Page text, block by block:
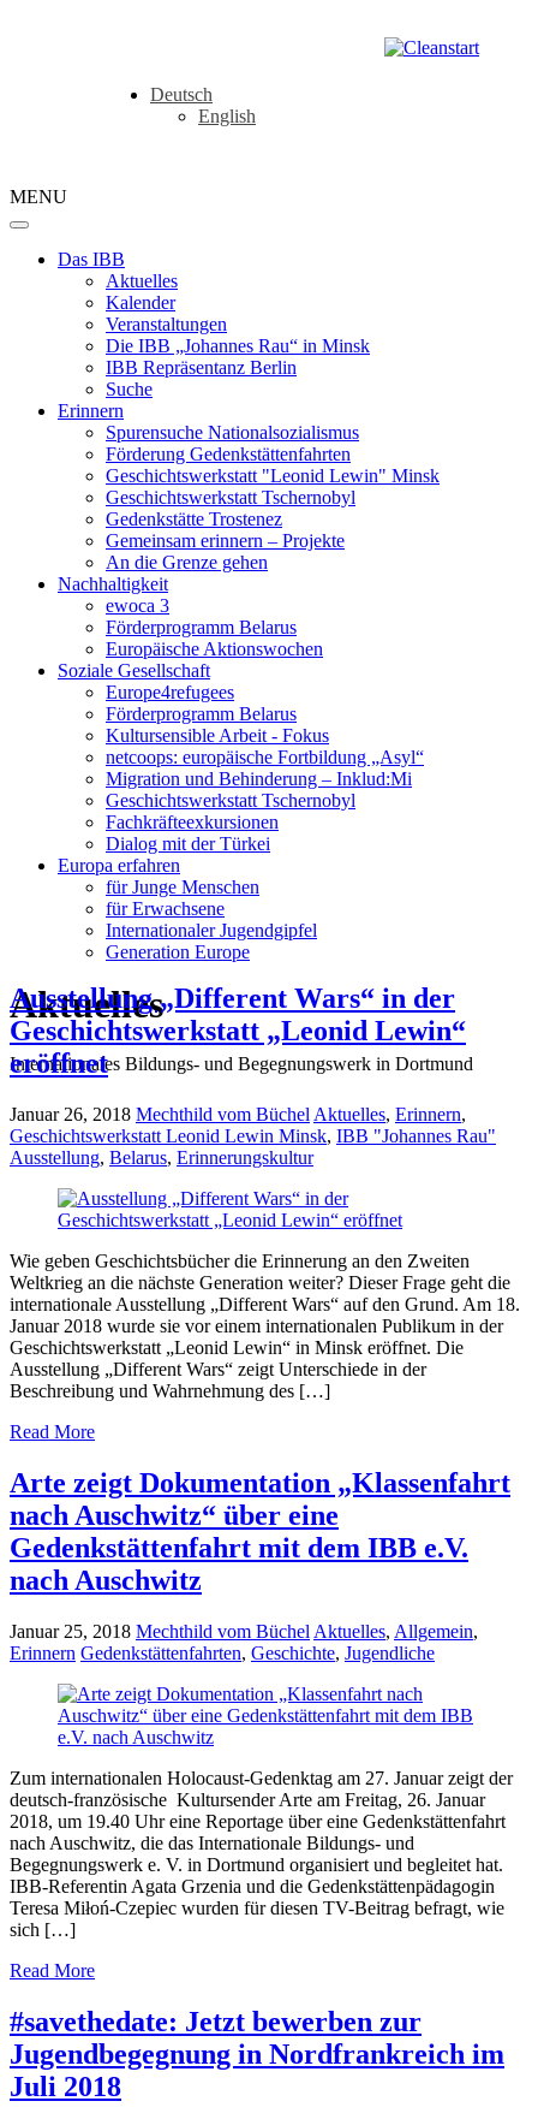
Deutsch
English
MENU
Das IBB
Aktuelles
Kalender
Veranstaltungen
Die IBB „Johannes Rau“ in Minsk
IBB Repräsentanz Berlin
Suche
Erinnern
Spurensuche Nationalsozialismus
Förderung Gedenkstättenfahrten
Geschichtswerkstatt "Leonid Lewin" Minsk
Geschichtswerkstatt Tschernobyl
Gedenkstätte Trostenez
Gemeinsam erinnern – Projekte
An die Grenze gehen
Nachhaltigkeit
ewoca 3
Förderprogramm Belarus
Europäische Aktionswochen
Soziale Gesellschaft
Europe4refugees
Förderprogramm Belarus
Kultursensible Arbeit - Fokus
netcoops: europäische Fortbildung „Asyl“
Migration und Behinderung – Inklud:Mi
Geschichtswerkstatt Tschernobyl
Fachkräfteexkursionen
Dialog mit der Türkei
Europa erfahren
für Junge Menschen
für Erwachsene
Internationaler Jugendgipfel
Generation Europe
Aktuelles
Internationales Bildungs- und Begegnungswerk in Dortmund
Ausstellung „Different Wars“ in der
Geschichtswerkstatt „Leonid Lewin“
eröffnet
Januar 26, 2018 Mechthild vom Büchel Aktuelles, Erinnern,
Geschichtswerkstatt Leonid Lewin Minsk, IBB "Johannes Rau"
Ausstellung, Belarus, Erinnerungskultur
Wie geben Geschichtsbücher die Erinnerung an den Zweiten
Weltkrieg an die nächste Generation weiter? Dieser Frage geht die
internationale Ausstellung „Different Wars“ auf den Grund. Am 18.
Januar 2018 wurde sie vor einem internationalen Publikum in der
Geschichtswerkstatt „Leonid Lewin“ in Minsk eröffnet. Die
Ausstellung „Different Wars“ zeigt Unterschiede in der
Beschreibung und Wahrnehmung des […]
Read More
Arte zeigt Dokumentation „Klassenfahrt
nach Auschwitz“ über eine
Gedenkstättenfahrt mit dem IBB e.V.
nach Auschwitz
Januar 25, 2018 Mechthild vom Büchel Aktuelles, Allgemein,
Erinnern Gedenkstättenfahrten, Geschichte, Jugendliche
Zum internationalen Holocaust-Gedenktag am 27. Januar zeigt der
deutsch-französische Kultursender Arte am Freitag, 26. Januar
2018, um 19.40 Uhr eine Reportage über eine Gedenkstättenfahrt
nach Auschwitz, die das Internationale Bildungs- und
Begegnungswerk e. V. in Dortmund organisiert und begleitet hat.
IBB-Referentin Agata Grzenia und die Gedenkstättenpädagogin
Teresa Miłoń-Czepiec wurden für diesen TV-Beitrag befragt, wie
sich […]
Read More
#savethedate: Jetzt bewerben zur
Jugendbegegnung in Nordfrankreich im
Juli 2018